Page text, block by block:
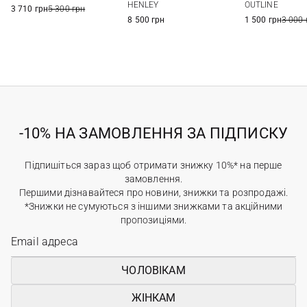
3 710 грн5 300 грн
HENLEY
8 500 грн
OUTLINE
1 500 грн3 000
-10% НА ЗАМОВЛЕННЯ ЗА ПІДПИСКУ
Підпишіться зараз щоб отримати знижку 10%* на перше
замовлення.
Першими дізнавайтеся про новини, знижки та розпродажі.
*Знижки не сумуються з іншими знижками та акційними
пропозиціями.
ЧОЛОВІКАМ
ЖІНКАМ